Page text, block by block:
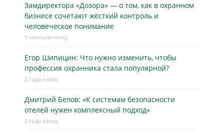
Замдиректора «Дозора» — о том, как в охранном
бизнесe сочетают жёсткий контроль и
человеческое понимание
9 месяцев назад
Егор Шипицин: Что нужно изменить, чтобы
профессия охранника стала популярной?
2 года назад
Дмитрий Белов: «К системам безопасности
отелей нужен комплексный подход»
2 года назад